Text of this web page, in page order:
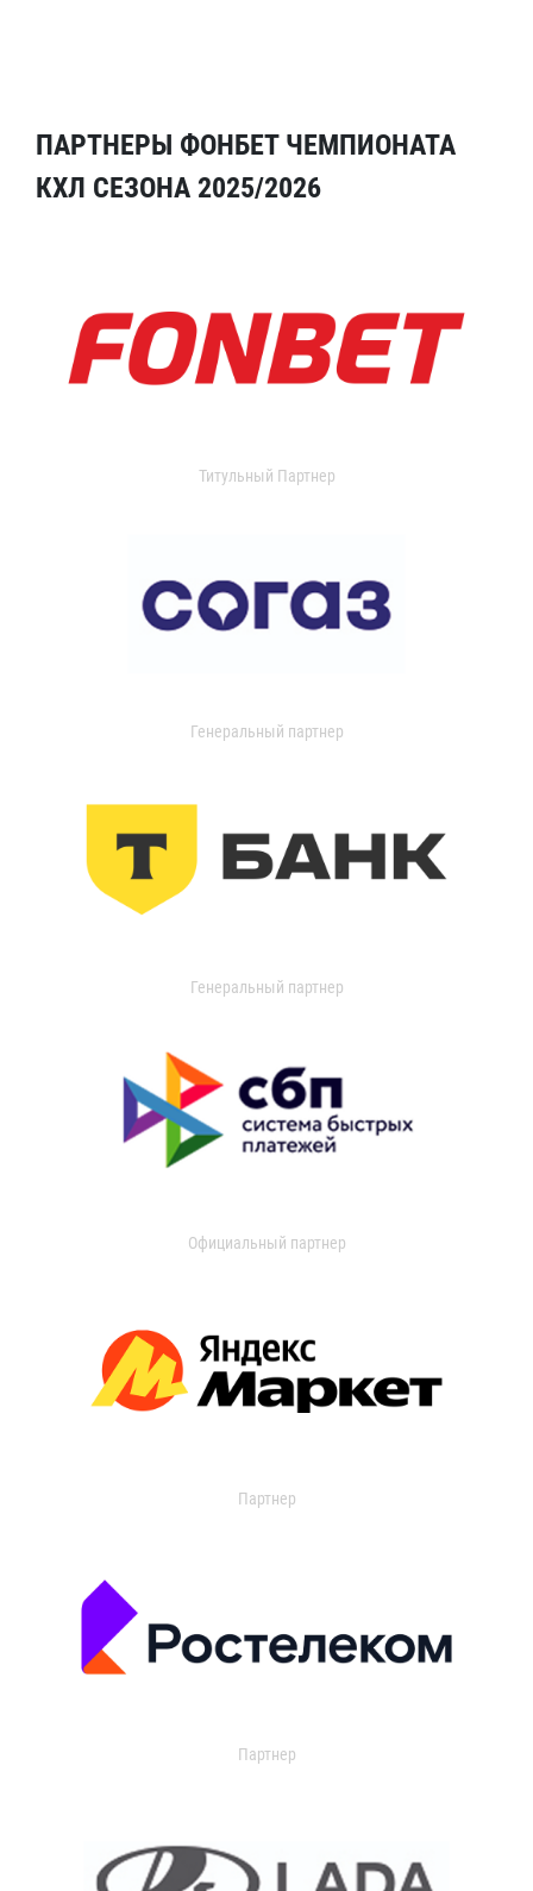
ПАРТНЕРЫ ФОНБЕТ ЧЕМПИОНАТА
КХЛ СЕЗОНА 2025/2026
Титульный Партнер
Генеральный партнер
Генеральный партнер
Официальный партнер
Партнер
Партнер